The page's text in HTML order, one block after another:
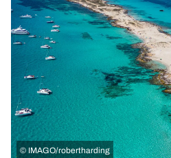
© IMAGO/robertharding